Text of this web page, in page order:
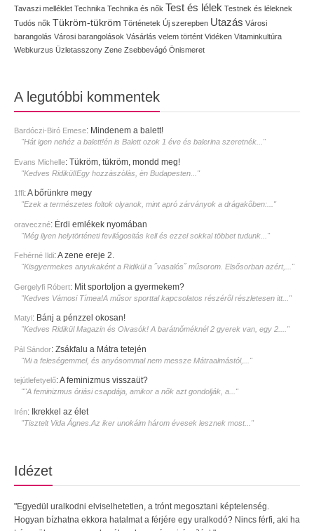
Tavaszi melléklet Technika Technika és nők Test és lélek Testnek és léleknek
Tudós nők Tükröm-tükröm Történetek Új szerepben Utazás Városi
barangolás Városi barangolások Vásárlás velem történt Vidéken Vitaminkultúra
Webkurzus Üzletasszony Zene Zsebbevágó Önismeret
A legutóbbi kommentek
Bardóczi-Biró Emese: Mindenem a balett!
"Hát igen nehéz a balett!én is Balett ozok 1 éve és balerina szeretnék..."
Evans Michelle: Tükröm, tükröm, mondd meg!
"Kedves Ridikül!Egy hozzàszòlàs, èn Budapesten..."
1ffi:A bőrünkre megy
"Ezek a természetes foltok olyanok, mint apró zárványok a drágakőben:..."
oraveczné: Érdi emlékek nyomában
"Még ilyen helytörténeti fevilágositás kell és ezzel sokkal többet tudunk..."
Fehérné Ildi:A zene ereje 2.
"Kisgyermekes anyukaként a Ridikül a ˝vasalós˝ műsorom. Elsősorban azért,..."
Gergelyfi Róbert: Mit sportoljon a gyermekem?
"Kedves Vámosi Tímea!A műsor sporttal kapcsolatos részéről részletesen itt..."
Matyi: Bánj a pénzzel okosan!
"Kedves Ridikül Magazin és Olvasók! A barátnőméknél 2 gyerek van, egy 2...."
Pál Sándor: Zsákfalu a Mátra tetején
"Mi a feleségemmel, és anyósommal nem messze Mátraalmástól,..."
tejútlefetyelő:A feminizmus visszaüt?
""A feminizmus óriási csapdája, amikor a nők azt gondolják, a..."
Irén: Ikrekkel az élet
"Tisztelt Vida Ágnes.Az iker unokáim három évesek lesznek most..."
Idézet
"Egyedül uralkodni elviselhetetlen, a trónt megosztani képtelenség.
Hogyan bízhatna ekkora hatalmat a férjére egy uralkodó? Nincs férfi, aki ha